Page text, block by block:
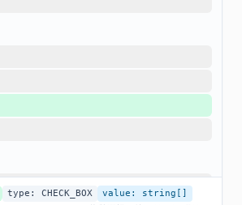
type: CHECK_BOX value: string[]